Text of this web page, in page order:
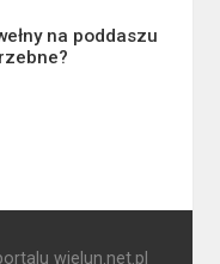
na poddaszu
wielun.net.pl